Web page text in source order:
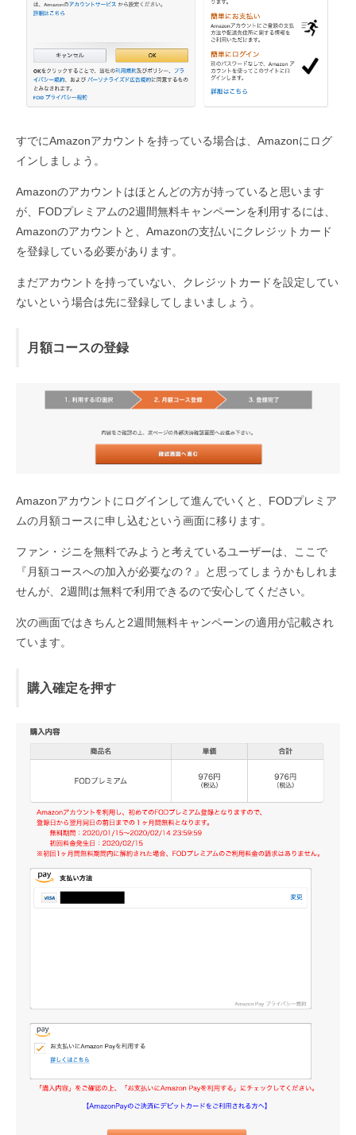
すでにAmazonアカウントを持っている場合は、Amazonにログ
インしましょう。
Amazonのアカウントはほとんどの方が持っていると思います
が、FODプレミアムの2週間無料キャンペーンを利用するには、
Amazonのアカウントと、Amazonの支払いにクレジットカード
を登録している必要があります。
まだアカウントを持っていない、クレジットカードを設定してい
ないという場合は先に登録してしまいましょう。
月額コースの登録
Amazonアカウントにログインして進んでいくと、FODプレミア
ムの月額コースに申し込むという画面に移ります。
ファン・ジニを無料でみようと考えているユーザーは、ここで
『月額コースへの加入が必要なの？』と思ってしまうかもしれま
せんが、2週間は無料で利用できるので安心してください。
次の画面ではきちんと2週間無料キャンペーンの適用が記載され
ています。
購入確定を押す